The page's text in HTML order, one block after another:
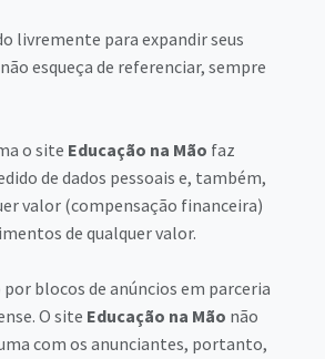
livremente para expandir seus
esqueça de referenciar, sempre
o site Educação na Mão faz
de dados pessoais e, também,
valor (compensação financeira)
de qualquer valor.
blocos de anúncios em parceria
O site Educação na Mão não
com os anunciantes, portanto,